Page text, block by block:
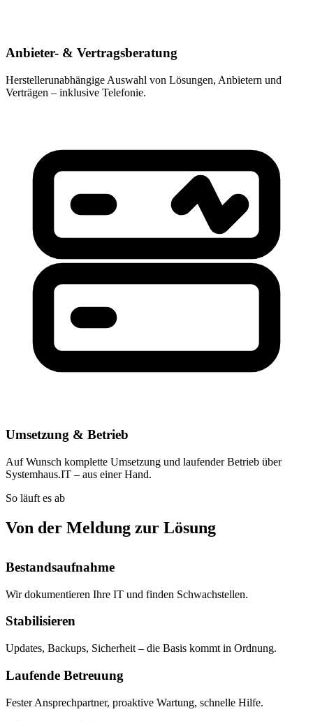
Anbieter- & Vertragsberatung
Herstellerunabhängige Auswahl von Lösungen, Anbietern und
Verträgen – inklusive Telefonie.
Umsetzung & Betrieb
Auf Wunsch komplette Umsetzung und laufender Betrieb über
Systemhaus.IT – aus einer Hand.
So läuft es ab
Von der Meldung zur Lösung
Bestandsaufnahme
Wir dokumentieren Ihre IT und finden Schwachstellen.
Stabilisieren
Updates, Backups, Sicherheit – die Basis kommt in Ordnung.
Laufende Betreuung
Fester Ansprechpartner, proaktive Wartung, schnelle Hilfe.